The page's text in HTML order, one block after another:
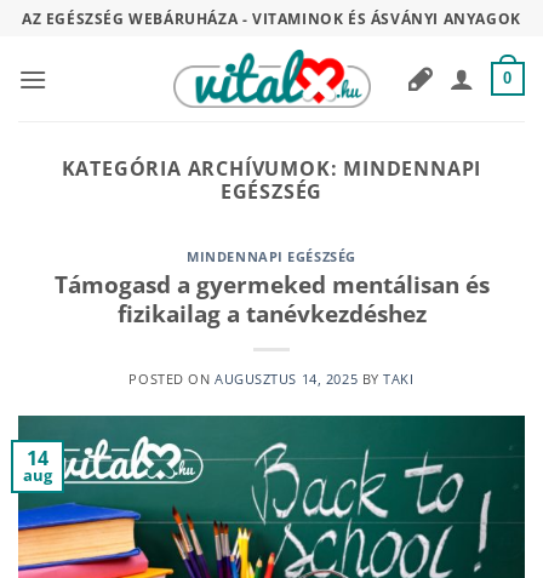
Skip
content
AZ EGÉSZSÉG WEBÁRUHÁZA - VITAMINOK ÉS ÁSVÁNYI ANYAGOK
0
KATEGÓRIA ARCHÍVUMOK: MINDENNAPI
EGÉSZSÉG
MINDENNAPI EGÉSZSÉG
Támogasd a gyermeked mentálisan és
fizikailag a tanévkezdéshez
POSTED ON AUGUSZTUS 14, 2025 BYTAKI
14
aug